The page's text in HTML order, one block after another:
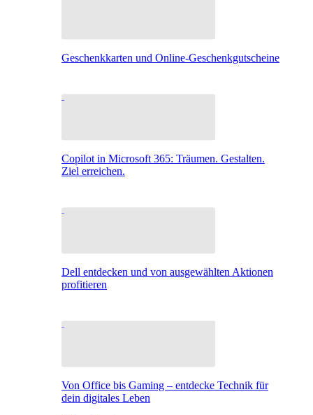
Geschenkkarten und Online-Geschenkgutscheine
Copilot in Microsoft 365: Träumen. Gestalten.
Ziel erreichen.
Dell entdecken und von ausgewählten Aktionen
profitieren
Von Office bis Gaming – entdecke Technik für
dein digitales Leben